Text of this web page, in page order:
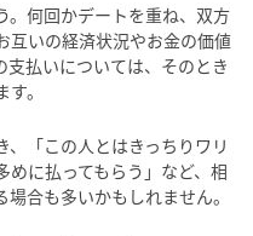
。何回かデートを重ね、双方
互いの経済状況やお金の価値
払いについては、そのとき
。
「この人とはきっちりワリ
に払ってもらう」など、相
合も多いかもしれません。